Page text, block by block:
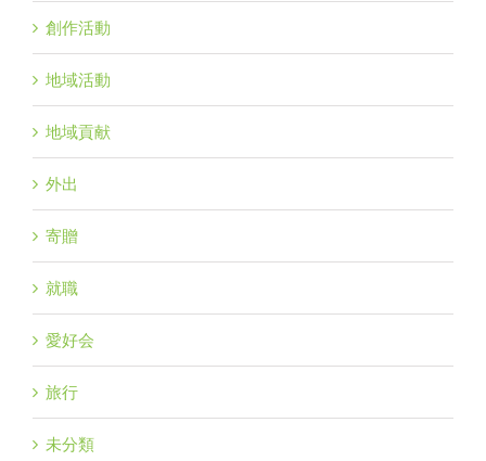
創作活動
地域活動
地域貢献
外出
寄贈
就職
愛好会
旅行
未分類